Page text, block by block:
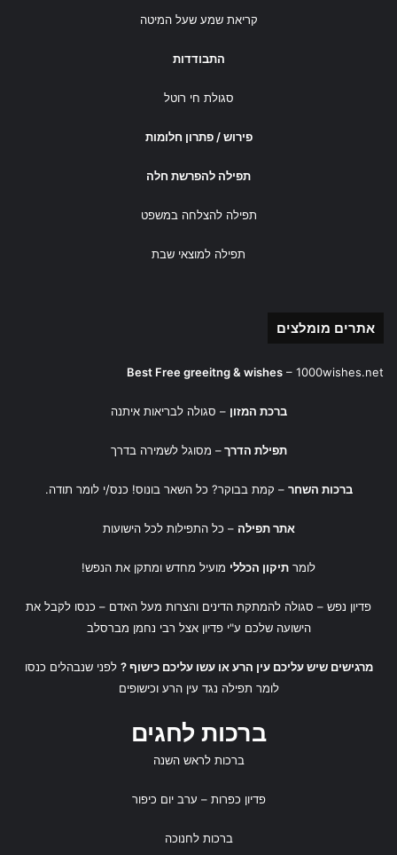
קריאת שמע שעל המיטה
התבודדות
סגולת חי רוטל
פירוש / פתרון חלומות
תפילה להפרשת חלה
תפילה להצלחה במשפט
תפילה למוצאי שבת
אתרים מומלצים
Best Free greeitng & wishes – 1000wishes.net
ברכת המזון – סגולה לבריאות איתנה
תפילת הדרך – מסוגל לשמירה בדרך
ברכות השחר – קמת בבוקר? כל השאר בונוס! כנס/י לומר תודה.
אתר תפילה – כל התפילות לכל הישועות
לומר תיקון הכללי מועיל מחדש ומתקן את הנפש!
פדיון נפש – סגולה להמתקת הדינים והצרות מעל האדם – כנסו לקבל את
הישועה שלכם ע"יפדיון אצל רבי נחמן מברסלב
מרגישים שיש עליכם עין הרע או עשו עליכם כישוף ? לפני שנבהלים כנסו
לומר תפילה נגד עין הרע וכישופים
ברכות לחגים
ברכות לראש השנה
פדיון כפרות – ערב יום כיפור
ברכות לחנוכה